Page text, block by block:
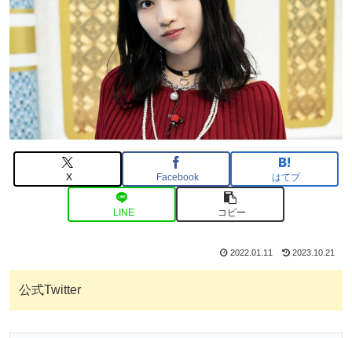
X Facebook はてブ
LINE コピー
2022.01.11 2023.10.21
公式Twitter